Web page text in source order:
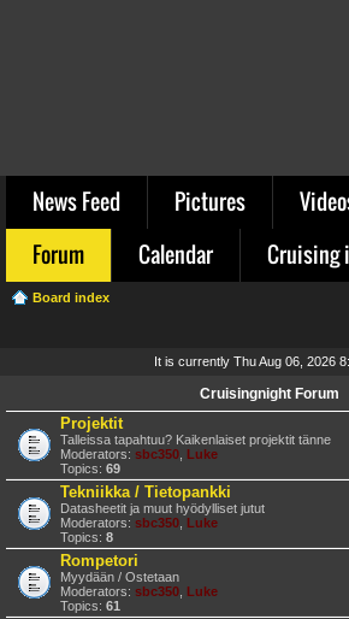
News Feed Pictures
Forum
Calendar Cruising
Board index
It is currently Thu Aug 06, 2026
Cruisingnight Forum
Projektit
Talleissa tapahtuu? Kaikenlaiset projektit tänne
Moderators: sbc350 Luke
Topics: 69
Tekniikka / Tietopankki
Datasheetit ja muut hyödylliset jutut
Moderators: sbc350 Luke
Topics: 8
Rompetori
Myydään / Ostetaan
Moderators: sbc350 Luke
Topics: 61